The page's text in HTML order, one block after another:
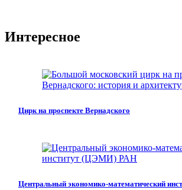
Интересное
Цирк на проспекте Вернадского
Центральный экономико-математический